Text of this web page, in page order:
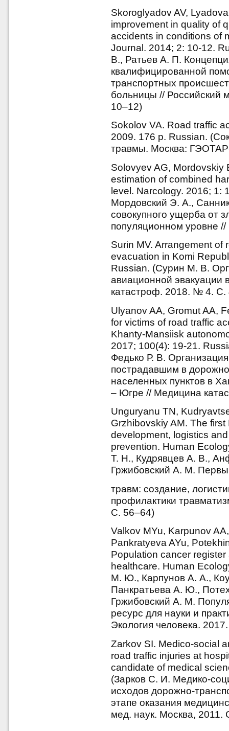
Skoroglyadov AV,
improvement in quality of
accidents in conditions of
Journal. 2014; 2: 10-12.
В., Ратьев А. П.
квалифицированной
транспортных
больницы // Российский
10–12)
Sokolov VA. Road traffic
2009. 176 p. Russian.
травмы. Москва:
Solovyev AG, Mordovskiy
estimation of combined
level. Narcology. 2016; 1:
Мордовский Э. А.,
совокупного ущерба от
популяционном уровне
Surin MV. Arrangement of
evacuation in Komi
Russian. (Сурин М. В.
авиационной эвакуации
катастроф. 2018. № 4. С.
Ulyanov AA, Gromut AA,
for victims of road traffic
Khanty-Mansiisk
2017; 100(4): 19-21.
Федько Р. В.
пострадавшим в
населенных пунктов в
– Югре // Медицина
Unguryanu TN,
Grzhibovskiy AM. The
development, logistics
prevention. Human
Т. Н., Кудрявцев А. В.,
Гржибовский А. М.
травм: создание,
профилактики
С. 56–64)
Valkov MYu, Karpunov
Pankratyeva AYu,
Population cancer
healthcare. Human
М. Ю., Карпунов А. А.,
Панкратьева А. Ю.,
Гржибовский А. М.
ресурс для науки и
Экология человека.
Zarkov SI. Medico-social
road traffic injuries at
candidate of medical
(Зарков С. И. Медико-
исходов дорожно-
этапе оказания
мед. наук. Москва, 2011.